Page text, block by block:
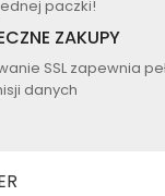
paczki!
ZAKUPY
SSL zapewnia
danych